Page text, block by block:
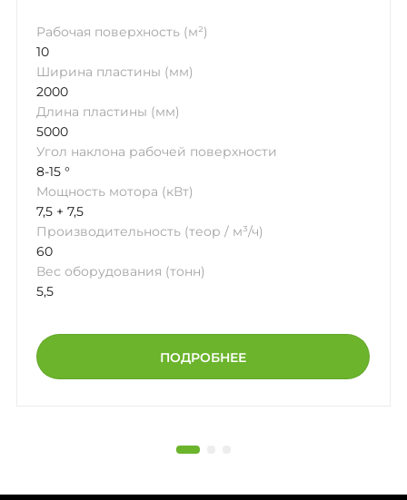
Рабочая поверхность (м²)
10
Ширина пластины (мм)
2000
Длина пластины (мм)
5000
Угол наклона рабочей поверхности
8-15 °
Мощность мотора (кВт)
7,5 + 7,5
Производительность (теор / м³/ч)
60
Вес оборудования (тонн)
5,5
ПОДРОБНЕЕ